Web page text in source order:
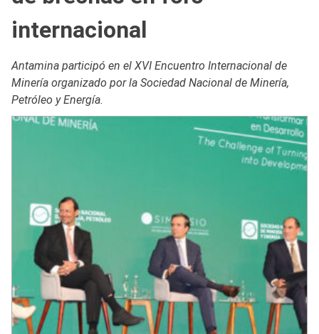
internacional
Antamina participó en el XVI Encuentro Internacional de
Minería organizado por la Sociedad Nacional de Minería,
Petróleo y Energía.